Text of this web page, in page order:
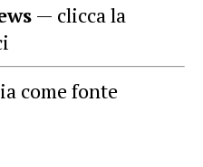
— clicca la
come fonte